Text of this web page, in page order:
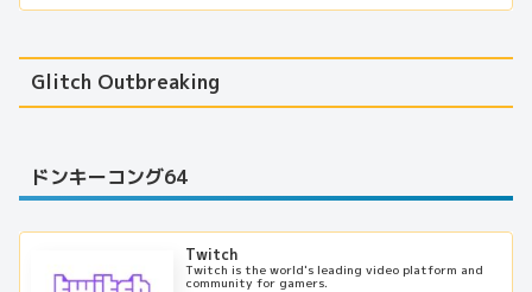
Glitch Outbreaking
ドンキーコング64
Twitch
Twitch is the world's leading video platform and
community for gamers.